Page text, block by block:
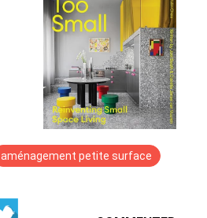
aménagement petite surface